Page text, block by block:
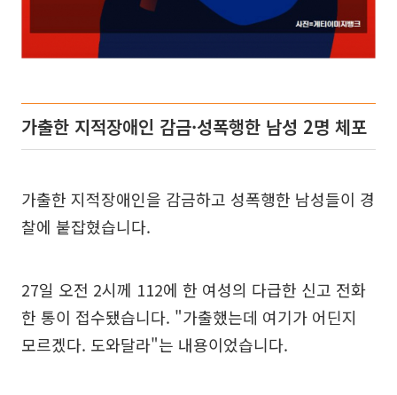
가출한 지적장애인 감금·성폭행한 남성 2명 체포
가출한 지적장애인을 감금하고 성폭행한 남성들이 경
찰에 붙잡혔습니다.
27일 오전 2시께 112에 한 여성의 다급한 신고 전화
한 통이 접수됐습니다. "가출했는데 여기가 어딘지
모르겠다. 도와달라"는 내용이었습니다.